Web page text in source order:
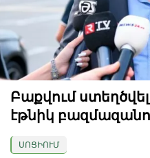
Բաքվում
էթնիկ
ՍՈՑԻՈՒՄ